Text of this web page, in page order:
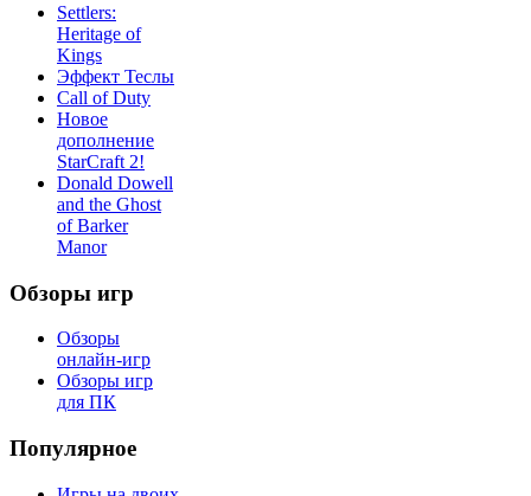
Settlers:
Heritage of
Kings
Эффект Теслы
Call of Duty
Новое
дополнение
StarCraft 2!
Donald Dowell
and the Ghost
of Barker
Manor
Обзоры игр
Обзоры
онлайн-игр
Обзоры игр
для ПК
Популярное